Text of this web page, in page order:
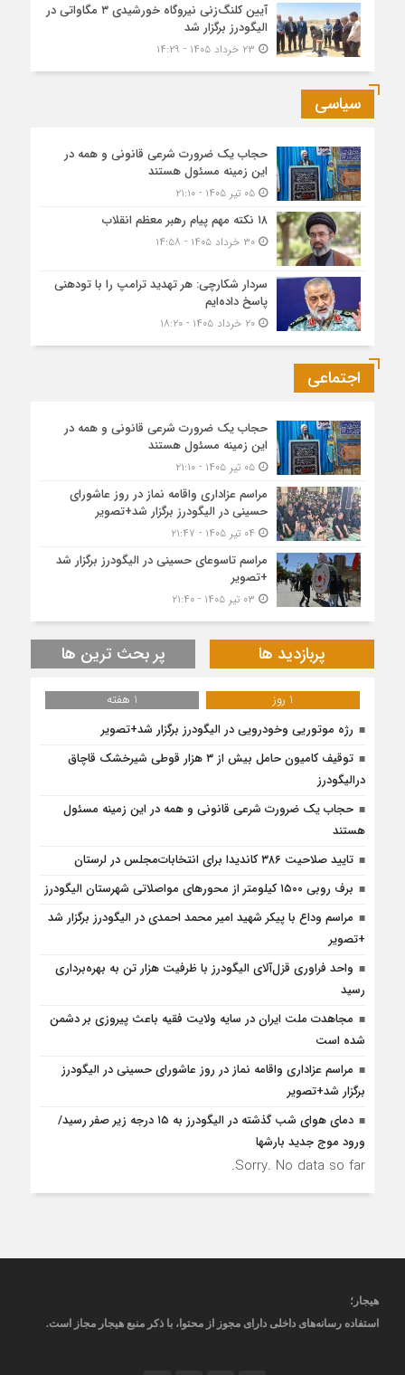
آیین کلنگ‌زنی نیروگاه خورشیدی ۳ مگاواتی در
الیگودرز برگزار شد
سیاسی
حجاب یک ضرورت شرعی قانونی و همه در
این زمینه مسئول هستند
۰۵ تیر ۱۴۰۵ - ۲۱:۱۰
۱۸ نکته مهم پیام رهبر معظم انقلاب
۳۰ خرداد ۱۴۰۵ - ۱۴:۵۸
سردار شکارچی: هر تهدید ترامپ را با تودهنی
پاسخ داده‌ایم
۲۰ خرداد ۱۴۰۵ - ۱۸:۲۰
اجتماعی
حجاب یک ضرورت شرعی قانونی و همه در
این زمینه مسئول هستند
۰۵ تیر ۱۴۰۵ - ۲۱:۱۰
مراسم عزاداری واقامه نماز در روز عاشورای
حسینی در الیگودرز برگزار شد+تصویر
مراسم تاسوعای حسینی در الیگودرز برگزار شد
+تصویر
پربازدید ها پر بحث ترین ها
1 روز
1 هفته
رژه موتوریی وخودرویی در الیگودرز برگزار شد+تصویر
توقیف کامیون حامل بیش از ۳ هزار قوطی شیرخشک قاچاق
درالیگودرز
حجاب یک ضرورت شرعی قانونی و همه در این زمینه مسئول
هستند
تایید صلاحیت ۳۸۶ کاندیدا برای انتخابات‌مجلس در لرستان
برف روبی ۱۵۰۰ کیلومتر از محور‌های مواصلاتی شهرستان الیگودرز
مراسم وداع با پیکر شهید امیر محمد احمدی در الیگودرز برگزار شد
+تصویر
واحد فراوری قزل‌آلای الیگودرز با ظرفیت هزار تن به بهره‌برداری
رسید
مجاهدت ملت ایران در سایه ولایت فقیه باعث پیروزی بر دشمن
شده است
مراسم عزاداری واقامه نماز در روز عاشورای حسینی در الیگودرز
برگزار شد+تصویر
دمای هوای شب گذشته در الیگودرز به ۱۵ درجه زیر صفر رسید/
ورود موج جدید بارشها
Sorry. No data so far.
هیجار ؛
استفاده رسانه‌های داخلی دارای مجوز از محتوا، با ذکر منبع هیجار مجاز است.